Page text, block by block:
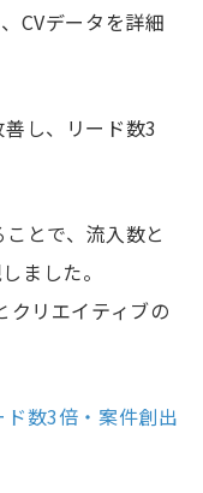
CVデータを詳細
し、リード数3
とで、流入数と
ました。
リエイティブの
数3倍・案件創出